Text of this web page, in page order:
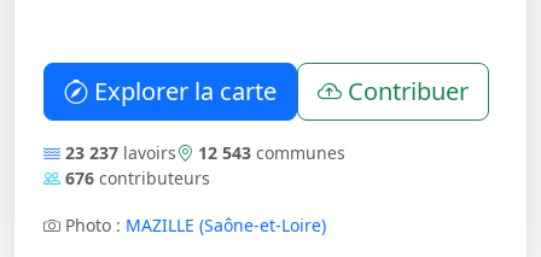
Explorer la carte Contribuer
23 237 lavoirs 12 543 communes
676 contributeurs
Photo : MAZILLE (Saône-et-Loire)